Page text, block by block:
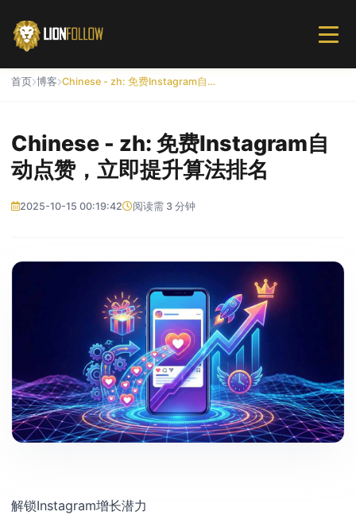
首页 博客 Chinese - zh: 免费Instagram自动点赞，立即提升算法排名
Chinese - zh: 免费Instagram自
动点赞，立即提升算法排名
2025-10-15 00:19:42 阅读需 3 分钟
解锁Instagram增长潜力